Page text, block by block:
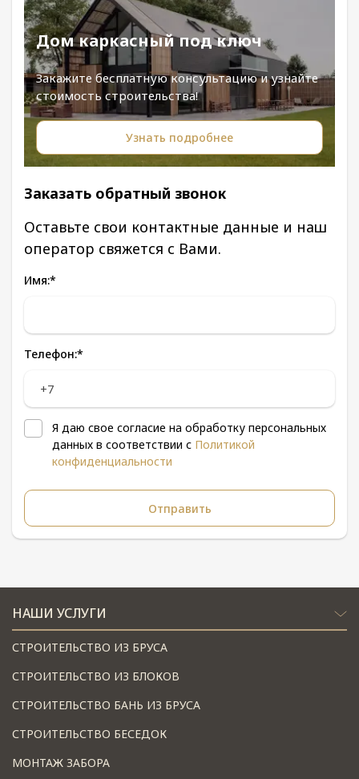
Дом каркасный под ключ
Закажите бесплатную консультацию и узнайте
стоимость строительства!
Узнать подробнее
Заказать обратный звонок
Оставьте свои контактные данные и наш
оператор свяжется с Вами.
Имя:*
Телефон:*
Я даю свое согласие на обработку персональных
данных в соответствии с Политикой
конфиденциальности
НАШИ УСЛУГИ
СТРОИТЕЛЬСТВО ИЗ БРУСА
СТРОИТЕЛЬСТВО ИЗ БЛОКОВ
СТРОИТЕЛЬСТВО БАНЬ ИЗ БРУСА
СТРОИТЕЛЬСТВО БЕСЕДОК
МОНТАЖ ЗАБОРА